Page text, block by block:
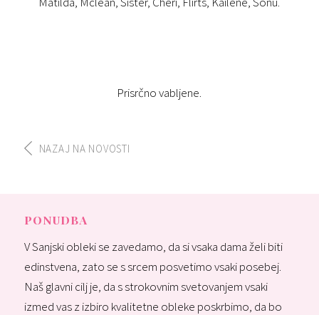
Prisrčno vabljene.
NAZAJ NA NOVOSTI
PONUDBA
V Sanjski obleki se zavedamo, da si vsaka dama želi biti
edinstvena, zato se s srcem posvetimo vsaki posebej.
Naš glavni cilj je, da s strokovnim svetovanjem vsaki
izmed vas z izbiro kvalitetne obleke poskrbimo, da bo